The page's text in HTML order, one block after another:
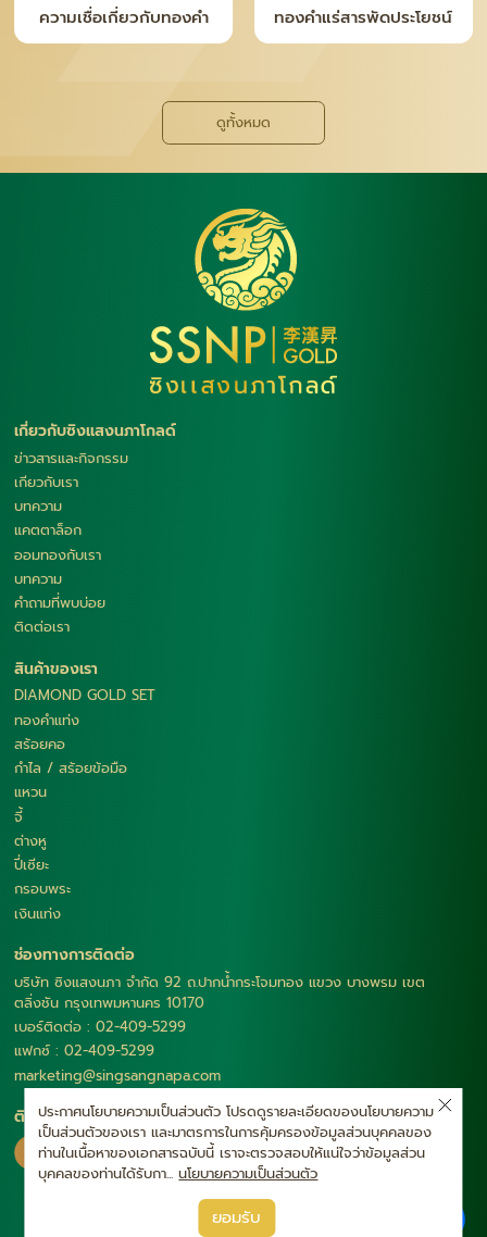
ความเชื่อเกี่ยวกับทองคำ ทองคำแร่สารพัดประโยชน์
ดูทั้งหมด
เกี่ยวกับซิงแสงนภาโกลด์
ข่าวสารและกิจกรรม
เกียวกับเรา
บทความ
แคตตาล็อก
ออมทองกับเรา
บทความ
คำถามที่พบบ่อย
ติดต่อเรา
สินค้าของเรา
DIAMOND GOLD SET
ทองคำแท่ง
สร้อยคอ
กำไล / สร้อยข้อมือ
แหวน
จี้
ต่างหู
ปี่เซียะ
กรอบพระ
เงินแท่ง
ช่องทางการติดต่อ
บริษัท ซิงแสงนภา จำกัด 92 ถ.ปากน้ำกระโจมทอง แขวง บางพรม เขต
ตลิ่งชัน กรุงเทพมหานคร 10170
เบอร์ติดต่อ : 02-409-5299
แฟกซ์ : 02-409-5299
marketing@singsangnapa.com
ติดตามเรา
|
ประกาศนโยบายความเป็นส่วนตัว โปรดดูรายละเอียดของนโยบายความ
เป็นส่วนตัวของเรา และมาตรการในการคุ้มครองข้อมูลส่วนบุคคลของ
ท่านในเนื้อหาของเอกสารฉบับนี้ เราจะตรวจสอบให้แน่ใจว่าข้อมูลส่วน
บุคคลของท่านได้รับกา... นโยบายความเป็นส่วนตัว
ยอมรับ